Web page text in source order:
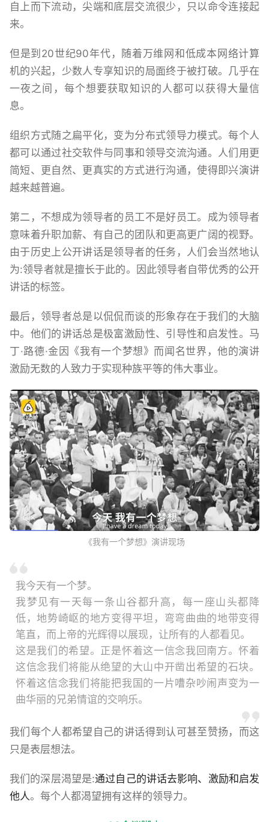
自上而下流动，尖端和底层交流很少，只以命令连接起
来。
但是到20世纪90年代，随着万维网和低成本网络计算
机的兴起，少数人专享知识的局面终于被打破。几乎在
一夜之间，每个想要获取知识的人都可以获得大量信
息。
组织方式随之扁平化，变为分布式领导力模式。每个人
都可以通过社交软件与同事和领导交流沟通。人们用更
简短、更自然、更真实的方式进行沟通，使得即兴演讲
越来越普遍。
第二，不想成为领导者的员工不是好员工。成为领导者
意味着升职加薪、有自己的团队和更高更广阔的视野。
由于历史上公开讲话是领导者的任务，人们会当然地认
为:领导者就是擅长于此的。因此领导者自带优秀的公开
讲话的标签。
最后，领导者总是以侃侃而谈的形象存在于我们的大脑
中。他们的讲话总是极富激励性、引导性和启发性。马
丁·路德·金因《我有一个梦想》而闻名世界，他的演讲
激励无数的人致力于实现种族平等的伟大事业。
《我有一个梦想》演讲现场
我今天有一个梦。
我梦见有一天每一条山谷都升高，每一座山头都降
低，地势崎岖的地方变得平坦，弯弯曲曲的地带变得
笔直，而上帝的光辉得以展现，让所有的人都看见。
这是我们的希望。正是怀着这一信念我回南方。怀着
这信念我们将能从绝望的大山中开凿出希望的石块。
怀着这信念我们将能把我国的一片嘈杂吵闹声变为一
曲华丽的兄弟情谊的交响乐。
我们每个人都希望自己的讲话得到认可甚至赞扬，而这
只是表层想法。
我们的深层渴望是:通过自己的讲话去影响、激励和启发
他人。每个人都渴望拥有这样的领导力。